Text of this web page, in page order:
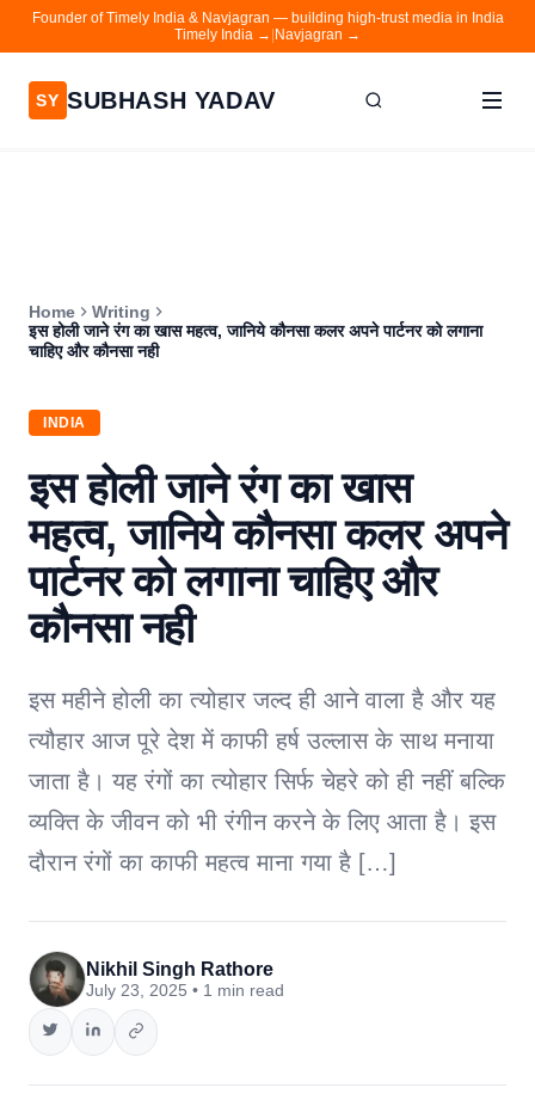
Founder of Timely India & Navjagran — building high-trust media in India
Timely India → Navjagran →
SY SUBHASH YADAV
Contact
Navjagran
Home
Writing
इस होली जाने रंग का खास महत्व, जानिये कौनसा कलर अपने पार्टनर को लगाना
चाहिए और कौनसा नही
INDIA
इस होली जाने रंग का खास
महत्व, जानिये कौनसा कलर अपने
पार्टनर को लगाना चाहिए और
कौनसा नही
इस महीने होली का त्योहार जल्द ही आने वाला है और यह
त्यौहार आज पूरे देश में काफी हर्ष उल्लास के साथ मनाया
जाता है। यह रंगों का त्योहार सिर्फ चेहरे को ही नहीं बल्कि
व्यक्ति के जीवन को भी रंगीन करने के लिए आता है। इस
दौरान रंगों का काफी महत्व माना गया है […]
Nikhil Singh Rathore
July 23, 2025 • 1 min read